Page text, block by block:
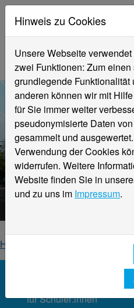
Angebote für
Home
für Schüler:innen
Hinweis zu Cookies
Unsere Webseite
zwei Funktionen: Zum
grundlegende Funktionalität
anderen können wir mit
für Sie immer weiter
pseudonymisierte Daten
gesammelt und
Verwendung der Cookies
widerrufen. Weitere
Website finden Sie in
und zu uns im Impressum.